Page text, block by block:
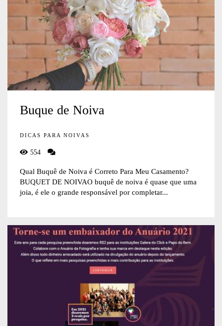
Buque de Noiva
DICAS PARA NOIVAS
554
Qual Buquê de Noiva é Correto Para Meu Casamento?
BUQUET DE NOIVAO buquê de noiva é quase que uma
joia, é ele o grande responsável por completar...